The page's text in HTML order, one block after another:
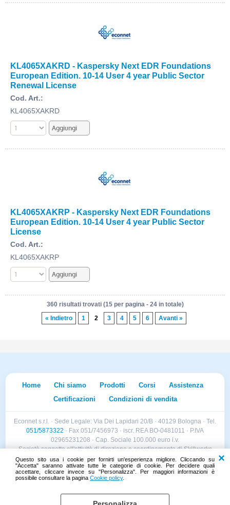
Questo sito usa i cookie per fornirti un'esperienza migliore. Cliccando su
"Accetta" saranno attivate tutte le categorie di cookie. Per decidere quali
accettare, cliccare invece su "Personalizza". Per maggiori informazioni è
possibile consultare la pagina Cookie policy.
KL4065XAKRD - Kaspersky Next EDR Foundations
European Edition. 10-14 User 4 year Public Sector
Renewal License
Cod. Art.:
KL4065XAKRD
KL4065XAKRP - Kaspersky Next EDR Foundations
European Edition. 10-14 User 4 year Public Sector
License
Cod. Art.:
KL4065XAKRP
360 risultati trovati (15 per pagina - 24 in totale)
« Indietro
1 2 3 4 5 6 Avanti »
Home Chi siamo Prodotti Corsi
Assistenza
Certificazioni
Condizioni di vendita
Econnet s.r.l. · Sede Legale: Via Dei Lapidari 20/B · 40129 Bologna · Tel.
051/5873322 · Fax 051/7456973 · iscr. REA BO-0481011 · P.IVA
02965231208 · Cap. Sociale 100.000 euro i.v.
Società soggetta all'attività di direzione e coordinamento di Skillworks
Holding s.r.l. · Sede Legale: Via Vittorio Emanuele II 28 · Roncadelle (BS)
- C.F. 04151440981